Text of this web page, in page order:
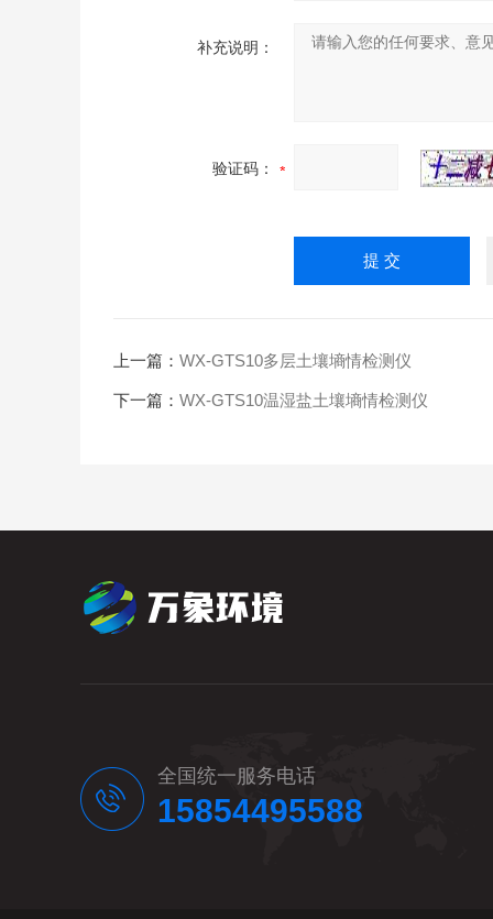
补充说明：
验证码：
上一篇： WX-GTS10多层土壤墒情检测仪
下一篇： WX-GTS10温湿盐土壤墒情检测仪
全国统一服务电话
15854495588